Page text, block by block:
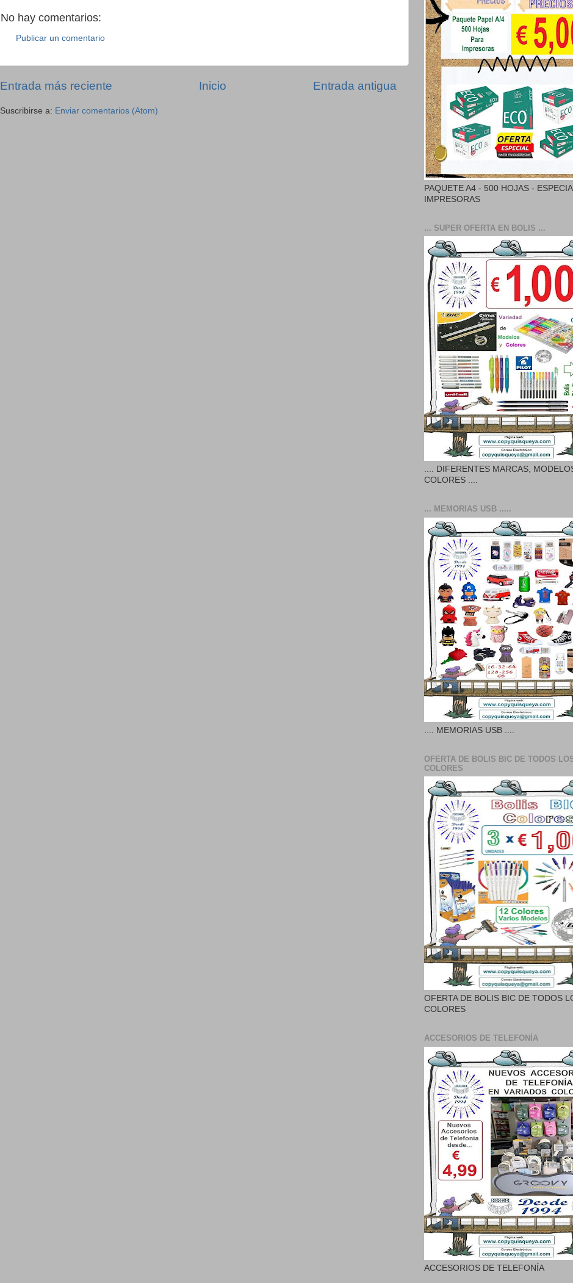
No hay comentarios:
Publicar un comentario
Entrada más reciente Entrada antigua
Inicio
Suscribirse a: Enviar comentarios (Atom)
PAQUETE A4 - 500 HOJAS -
IMPRESORAS
... SUPER OFERTA EN BOLIS ...
.... DIFERENTES MARCAS,
COLORES ....
... MEMORIAS USB .....
.... MEMORIAS USB ....
OFERTA DE BOLIS BIC DE TODOS
COLORES
OFERTA DE BOLIS BIC DE TODOS
COLORES
ACCESORIOS DE TELEFONÍA
ACCESORIOS DE TELEFONÍA